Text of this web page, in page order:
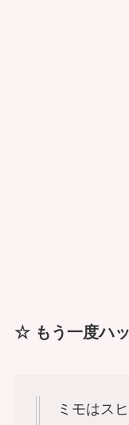
☆ もう一度ハ
ミモはス